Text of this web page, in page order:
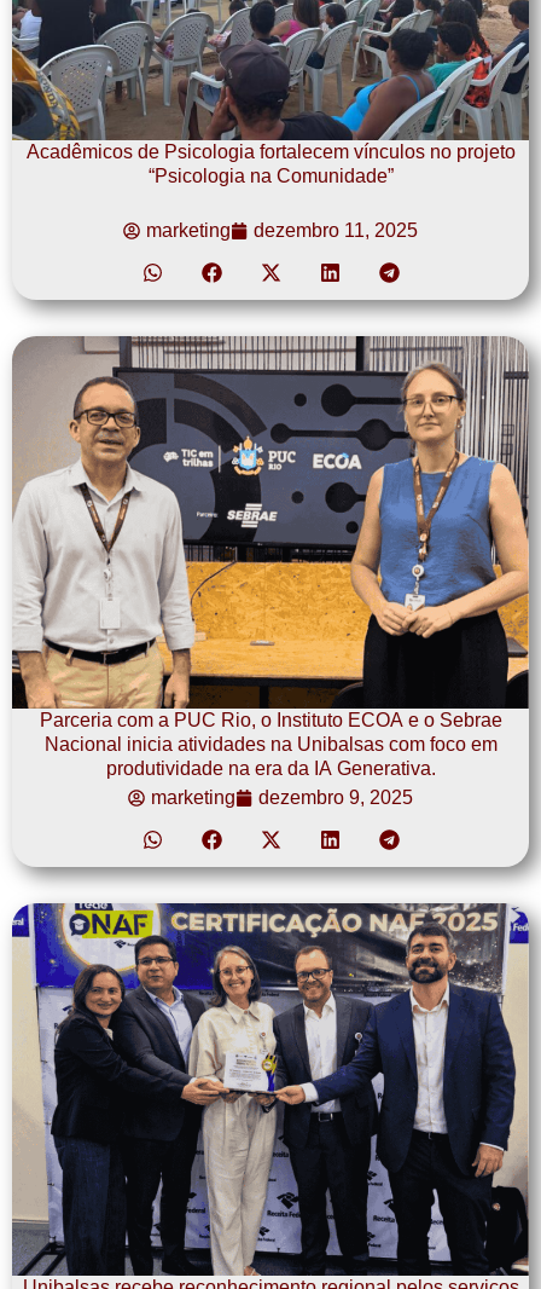
Acadêmicos de Psicologia fortalecem vínculos no projeto
“Psicologia na Comunidade”
marketing dezembro 11, 2025
Parceria com a PUC Rio, o Instituto ECOA e o Sebrae
Nacional inicia atividades na Unibalsas com foco em
produtividade na era da IA Generativa.
marketing
dezembro 9, 2025